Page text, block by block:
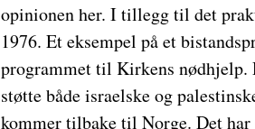
opinionen her. I tillegg til det
1976. Et eksempel på et
programmet til Kirkens nødhjelp.
støtte både israelske og
kommer tilbake til Norge. Det